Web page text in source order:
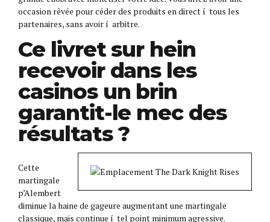
occasion rêvée pour céder des produits en direct í tous les
partenaires, sans avoir í arbitre.
Ce livret sur hein
recevoir dans les
casinos un brin
garantit-le mec des
résultats ?
Cette
martingale
p’Alembert
diminue la haine de gageure augmentant une martingale
classique, mais continue í tel point minimum agressive.